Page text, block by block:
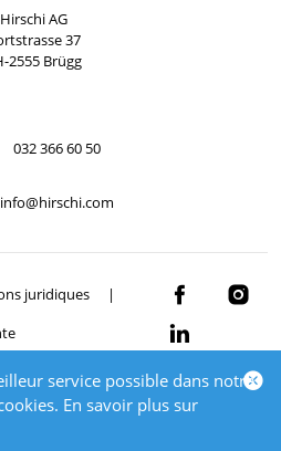
service possible dans notre
En savoir plus sur
Hirschi AG
37
2555 Brügg
032 366 60 50
info@hirschi.com
juridiques
2026 HIRSCHI
by polynorm